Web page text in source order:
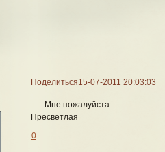
Поделиться15-07-2011 20:03:03
Мне пожалуйста
Пресветлая
0